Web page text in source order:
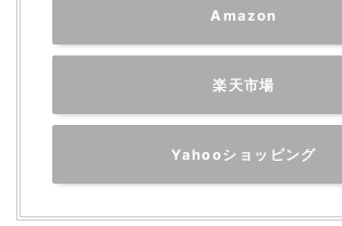
Amazon
楽天市場
Yahooショッピング